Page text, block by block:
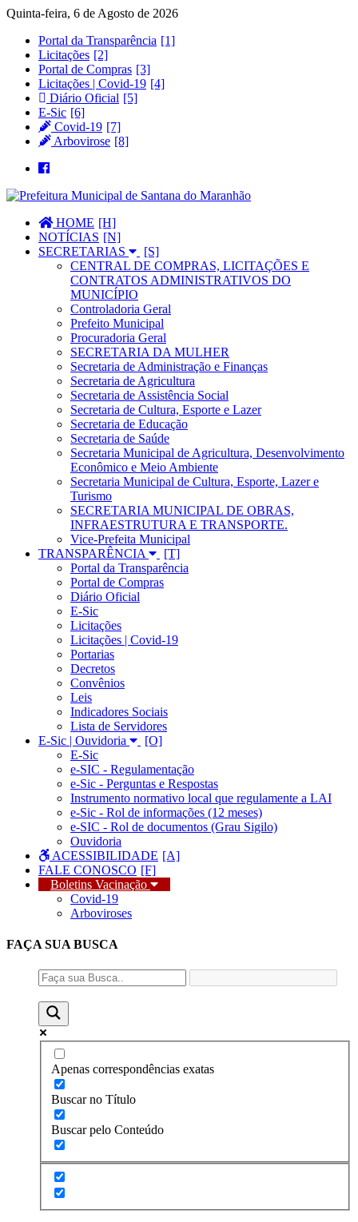
Quinta-feira, 6 de Agosto de 2026
Portal da Transparência
Licitações
Portal de Compras
Licitações | Covid-19
Diário Oficial
E-Sic
Covid-19
Arbovirose
HOME
NOTÍCIAS
SECRETARIAS
CENTRAL DE COMPRAS, LICITAÇÕES E
CONTRATOS ADMINISTRATIVOS DO
MUNICÍPIO
Controladoria Geral
Prefeito Municipal
Procuradoria Geral
SECRETARIA DA MULHER
Secretaria de Administração e Finanças
Secretaria de Agricultura
Secretaria de Assistência Social
Secretaria de Cultura, Esporte e Lazer
Secretaria de Educação
Secretaria de Saúde
Secretaria Municipal de Agricultura, Desenvolvimento
Econômico e Meio Ambiente
Secretaria Municipal de Cultura, Esporte, Lazer e
Turismo
SECRETARIA MUNICIPAL DE OBRAS,
INFRAESTRUTURA E TRANSPORTE.
Vice-Prefeita Municipal
TRANSPARÊNCIA
Portal da Transparência
Portal de Compras
Diário Oficial
E-Sic
Licitações
Licitações | Covid-19
Portarias
Decretos
Convênios
Leis
Indicadores Sociais
Lista de Servidores
E-Sic | Ouvidoria
E-Sic
e-SIC - Regulamentação
e-Sic - Perguntas e Respostas
Instrumento normativo local que regulamente a LAI
e-Sic - Rol de informações (12 meses)
e-SIC - Rol de documentos (Grau Sigilo)
Ouvidoria
ACESSIBILIDADE
FALE CONOSCO
Boletins Vacinação
Covid-19
Arboviroses
FAÇA SUA BUSCA
Apenas correspondências exatas
Buscar no Título
Buscar pelo Conteúdo